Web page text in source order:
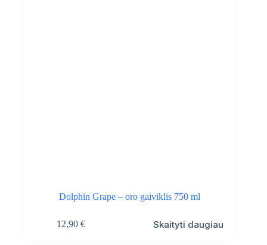
Dolphin Grape – oro gaiviklis 750 ml
12,90 € Skaityti daugiau